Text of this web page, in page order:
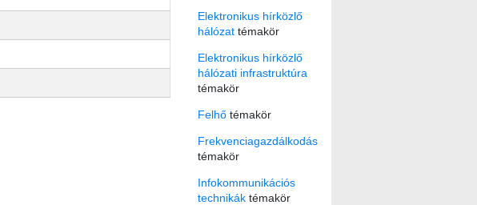
Elektronikus hírközlő
hálózattémakör
Elektronikus hírközlő
hálózati infrastruktúra
témakör
Felhőtémakör
Frekvenciagazdálkodás
témakör
Infokommunikációs
technikáktémakör